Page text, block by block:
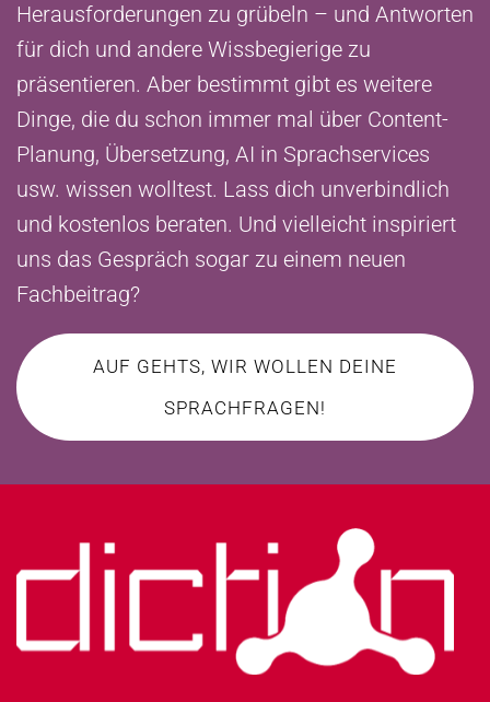
Herausforderungen zu grübeln – und Antworten
für dich und andere Wissbegierige zu
präsentieren. Aber bestimmt gibt es weitere
Dinge, die du schon immer mal über Content-
Planung, Übersetzung, AI in Sprachservices
usw. wissen wolltest. Lass dich unverbindlich
und kostenlos beraten. Und vielleicht inspiriert
uns das Gespräch sogar zu einem neuen
Fachbeitrag?
AUF GEHTS, WIR WOLLEN DEINE
SPRACHFRAGEN!